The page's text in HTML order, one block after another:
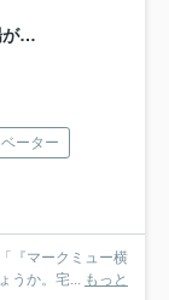
車持ちさん必見！横浜駅徒歩圏なのに駐車場が１住戸１台分完備！！いや、車は使わないよ～って方は貸与も可◎これ非常に珍しく、無駄にならない工夫がGOODな『マークミュー横濱シティフロント』リノベーション
ーター
『マークミュー横
うか。宅... もっと